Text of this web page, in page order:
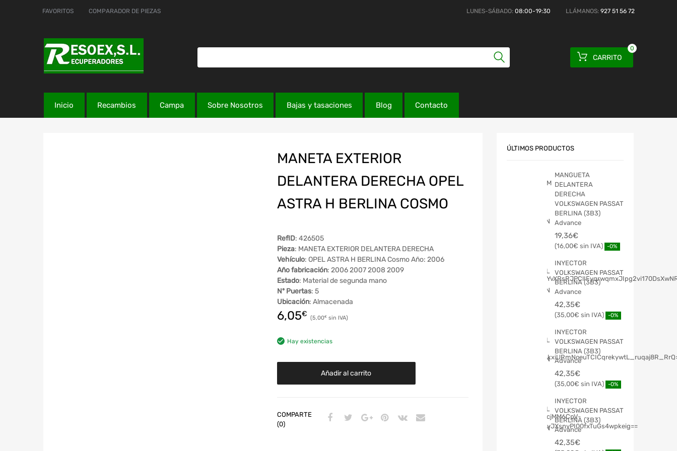
FAVORITOS COMPARADOR DE PIEZAS LUNES-SÁBADO: 08:00-19:30 LLÁMANOS: 927 51 56 72
CARRITO
0
Inicio Recambios Campa Sobre Nosotros Bajas y tasaciones Blog Contacto
MANETA EXTERIOR
DELANTERA DERECHA OPEL
ASTRA H BERLINA COSMO
RefID: 426505
Pieza: MANETA EXTERIOR DELANTERA DERECHA
Vehículo: OPEL ASTRA H BERLINA Cosmo Año: 2006
Año fabricación: 2006 2007 2008 2009
Estado: Material de segunda mano
Nº Puertas: 5
Ubicación: Almacenada
6,05€ 5,00€
Hay existencias
Añadir al carrito
COMPARTE
(0)
ÚLTIMOS PRODUCTOS
MANGUETA
DELANTERA
DERECHA
VOLKSWAGEN PASSAT
BERLINA (3B3)
Advance
19,36€
16,00€ -0%
INYECTOR
VOLKSWAGEN PASSAT
BERLINA (3B3)
Advance
42,35€
35,00€ -0%
INYECTOR
VOLKSWAGEN PASSAT
BERLINA (3B3)
Advance
42,35€
35,00€ -0%
INYECTOR
VOLKSWAGEN PASSAT
BERLINA (3B3)
Advance
42,35€